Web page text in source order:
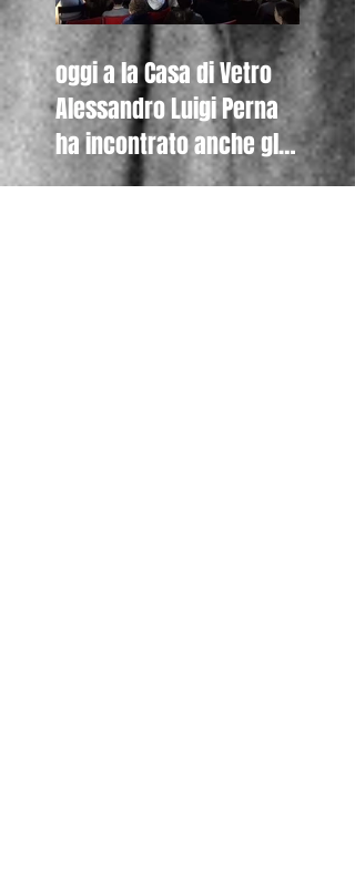
oggi a la Casa di Vetro
Alessandro Luigi Perna
ha incontrato anche gli
studenti della Canadian